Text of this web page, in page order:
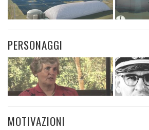
PERSONAGGI
MOTIVAZIONI